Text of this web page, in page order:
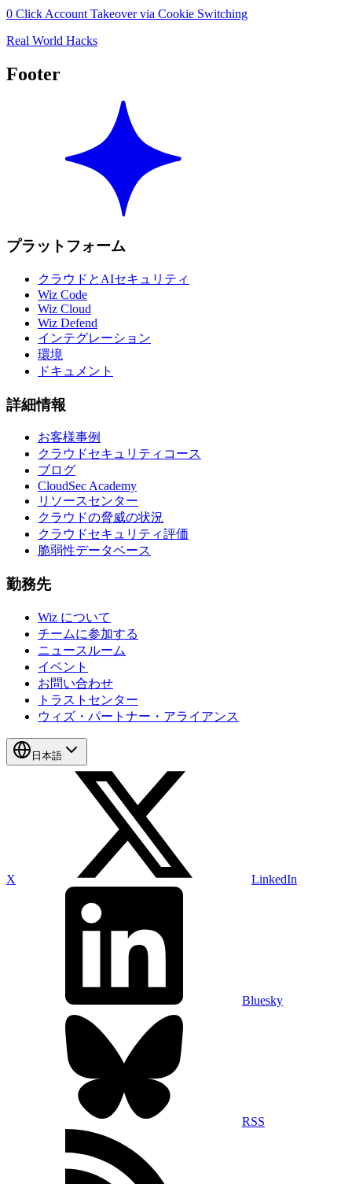
0 Click Account Takeover via Cookie Switching
Real World Hacks
Footer
プラットフォーム
クラウドとAIセキュリティ
Wiz Code
Wiz Cloud
Wiz Defend
インテグレーション
環境
ドキュメント
詳細情報
お客様事例
クラウドセキュリティコース
ブログ
CloudSec Academy
リソースセンター
クラウドの脅威の状況
クラウドセキュリティ評価
脆弱性データベース
勤務先
Wiz について
チームに参加する
ニュースルーム
イベント
お問い合わせ
トラストセンター
ウィズ・パートナー・アライアンス
日本語
X LinkedIn
Bluesky
RSS